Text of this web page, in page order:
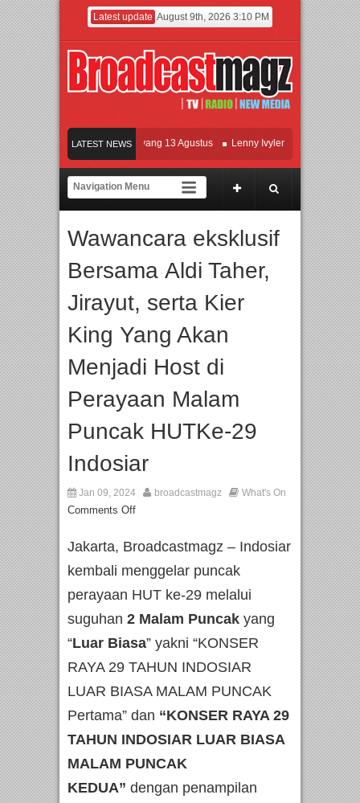
Latest update August 9th, 2026 3:10 PM
LATEST NEWS
KETOK MEJIK Siap Tayang 13 Agustus Lenny Ivylen: 26 Tahun Jaga
dan Universitas Agung Podomoro Jalin Kerja Sama Pendidikan dan Riset untuk
Wawancara eksklusif
Bersama Aldi Taher,
Jirayut, serta Kier
King Yang Akan
Menjadi Host di
Perayaan Malam
Puncak HUTKe-29
Indosiar
Jan 09, 2024 broadcastmagz What's On
Comments Off
Jakarta, Broadcastmagz – Indosiar
kembali menggelar puncak
perayaan HUT ke-29 melalui
suguhan 2 Malam Puncak yang
“Luar Biasa” yakni “KONSER
RAYA 29 TAHUN INDOSIAR
LUAR BIASA MALAM PUNCAK
Pertama” dan “KONSER RAYA 29
TAHUN INDOSIAR LUAR BIASA
MALAM PUNCAK
KEDUA” dengan penampilan